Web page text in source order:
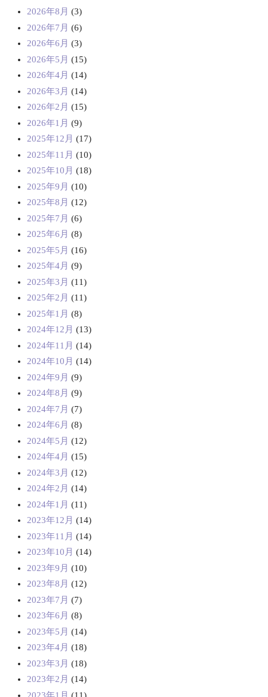
2026年8月 (3)
2026年7月 (6)
2026年6月 (3)
2026年5月 (15)
2026年4月 (14)
2026年3月 (14)
2026年2月 (15)
2026年1月 (9)
2025年12月 (17)
2025年11月 (10)
2025年10月 (18)
2025年9月 (10)
2025年8月 (12)
2025年7月 (6)
2025年6月 (8)
2025年5月 (16)
2025年4月 (9)
2025年3月 (11)
2025年2月 (11)
2025年1月 (8)
2024年12月 (13)
2024年11月 (14)
2024年10月 (14)
2024年9月 (9)
2024年8月 (9)
2024年7月 (7)
2024年6月 (8)
2024年5月 (12)
2024年4月 (15)
2024年3月 (12)
2024年2月 (14)
2024年1月 (11)
2023年12月 (14)
2023年11月 (14)
2023年10月 (14)
2023年9月 (10)
2023年8月 (12)
2023年7月 (7)
2023年6月 (8)
2023年5月 (14)
2023年4月 (18)
2023年3月 (18)
2023年2月 (14)
2023年1月 (11)